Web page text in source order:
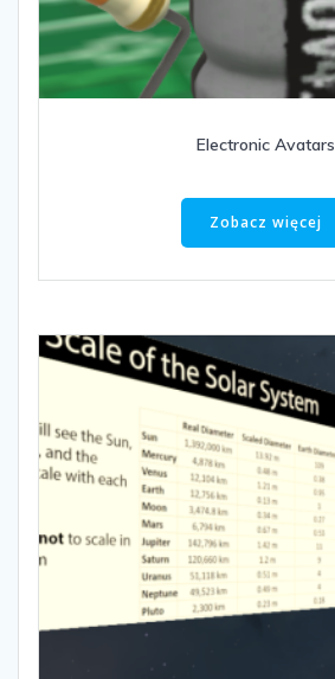
Electronic Avatars
Zobacz więcej